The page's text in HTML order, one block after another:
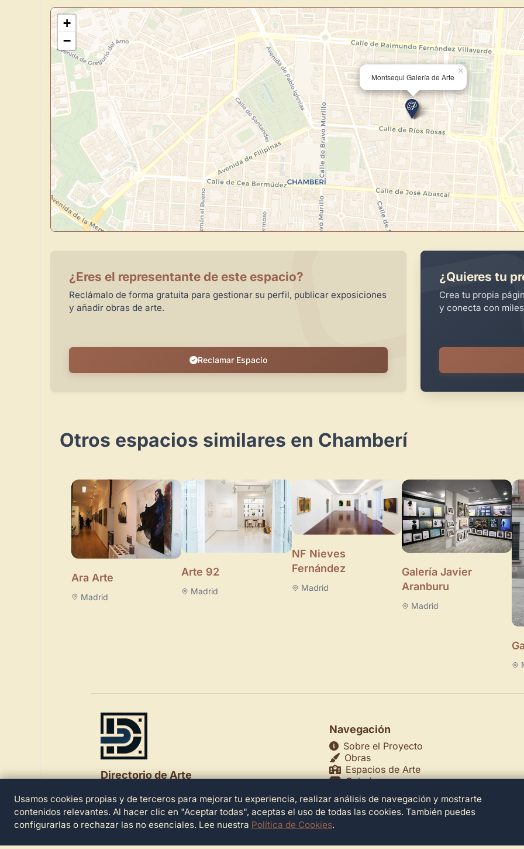
Montsequi Galería de Arte
×
+
−
¿Eres el representante de este espacio?
Reclámalo de forma gratuita para gestionar su perfil, publicar exposiciones
y añadir obras de arte.
Reclamar Espacio
¿Quieres tu
Crea tu propia
y conecta con
Otros espacios similares en Chamberí
Ara Arte
Madrid
Arte 92
Madrid
NF Nieves
Fernández
Madrid
Galería Javier
Aranburu
Madrid
Directorio de Arte
© 2026 Directorio de Arte. Todos los derechos
reservados.
Navegación
Sobre el Proyecto
Obras
Espacios de Arte
Galerías
Museos
Teatros
Crear cuenta y abrir mi Panel
Usamos cookies propias y de terceros para mejorar tu experiencia, realizar análisis de navegación y mostrarte
contenidos relevantes. Al hacer clic en "Aceptar todas", aceptas el uso de todas las cookies. También puedes
configurarlas o rechazar las no esenciales. Lee nuestra Política de Cookies.